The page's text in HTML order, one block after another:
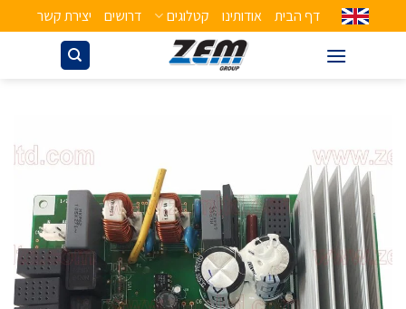
דף הבית אודותינו קטלוגים דרושים יצירת קשר